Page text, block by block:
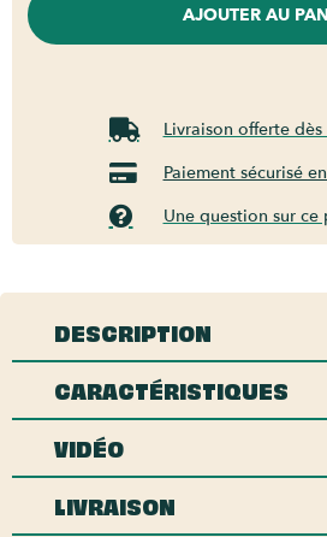
AJOUTER AU
Livraison offerte dès
Paiement sécurisé
Une question sur ce
DESCRIPTION
CARACTÉRISTIQUES
VIDÉO
LIVRAISON